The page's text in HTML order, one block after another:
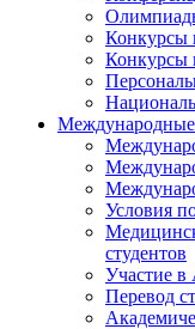
Конкурсы
Конкурсы
Международные
Условия
студентов
Участие в
Перевод